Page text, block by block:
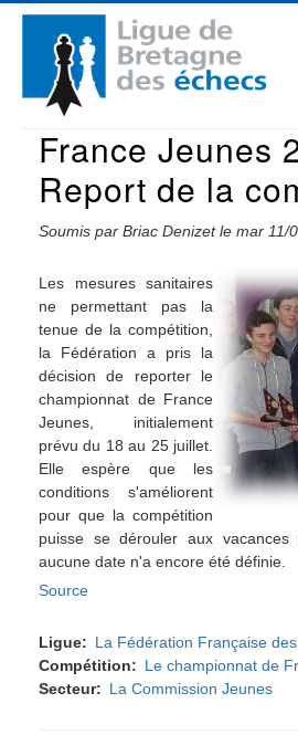
Aller
contenu
principal
Navigation
principale
France Jeunes
Report de la
Soumis par Briac Denizetle mar 11/
Les mesures sanitaires
ne permettant pas la
tenue de la compétition,
la Fédération a pris la
décision de reporter le
championnat de France
Jeunes, initialement
prévu du 18 au 25 juillet.
Elle espère que les
conditions s'améliorent
pour que la compétition
puisse se dérouler aux
aucune date n'a encore été définie.
Source
Ligue
La Fédération Française
Compétition
Le championnat de
Secteur
La Commission Jeunes